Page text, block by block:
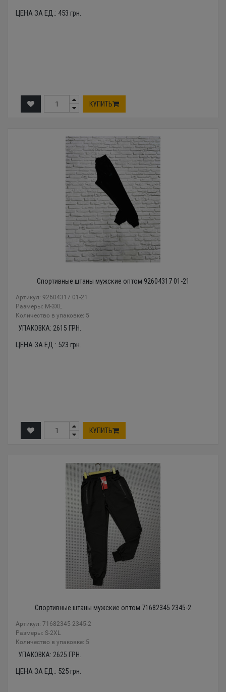
ЦЕНА ЗА ЕД.: 453 грн.
КУПИТЬ
Спортивные штаны мужские оптом 92604317 01-21
Артикул: 92604317 01-21
Размеры: М-3XL
Количество в упаковке: 5
УПАКОВКА: 2615 ГРН.
ЦЕНА ЗА ЕД.: 523 грн.
КУПИТЬ
Спортивные штаны мужские оптом 71682345 2345-2
Артикул: 71682345 2345-2
Размеры: S-2XL
Количество в упаковке: 5
УПАКОВКА: 2625 ГРН.
ЦЕНА ЗА ЕД.: 525грн.